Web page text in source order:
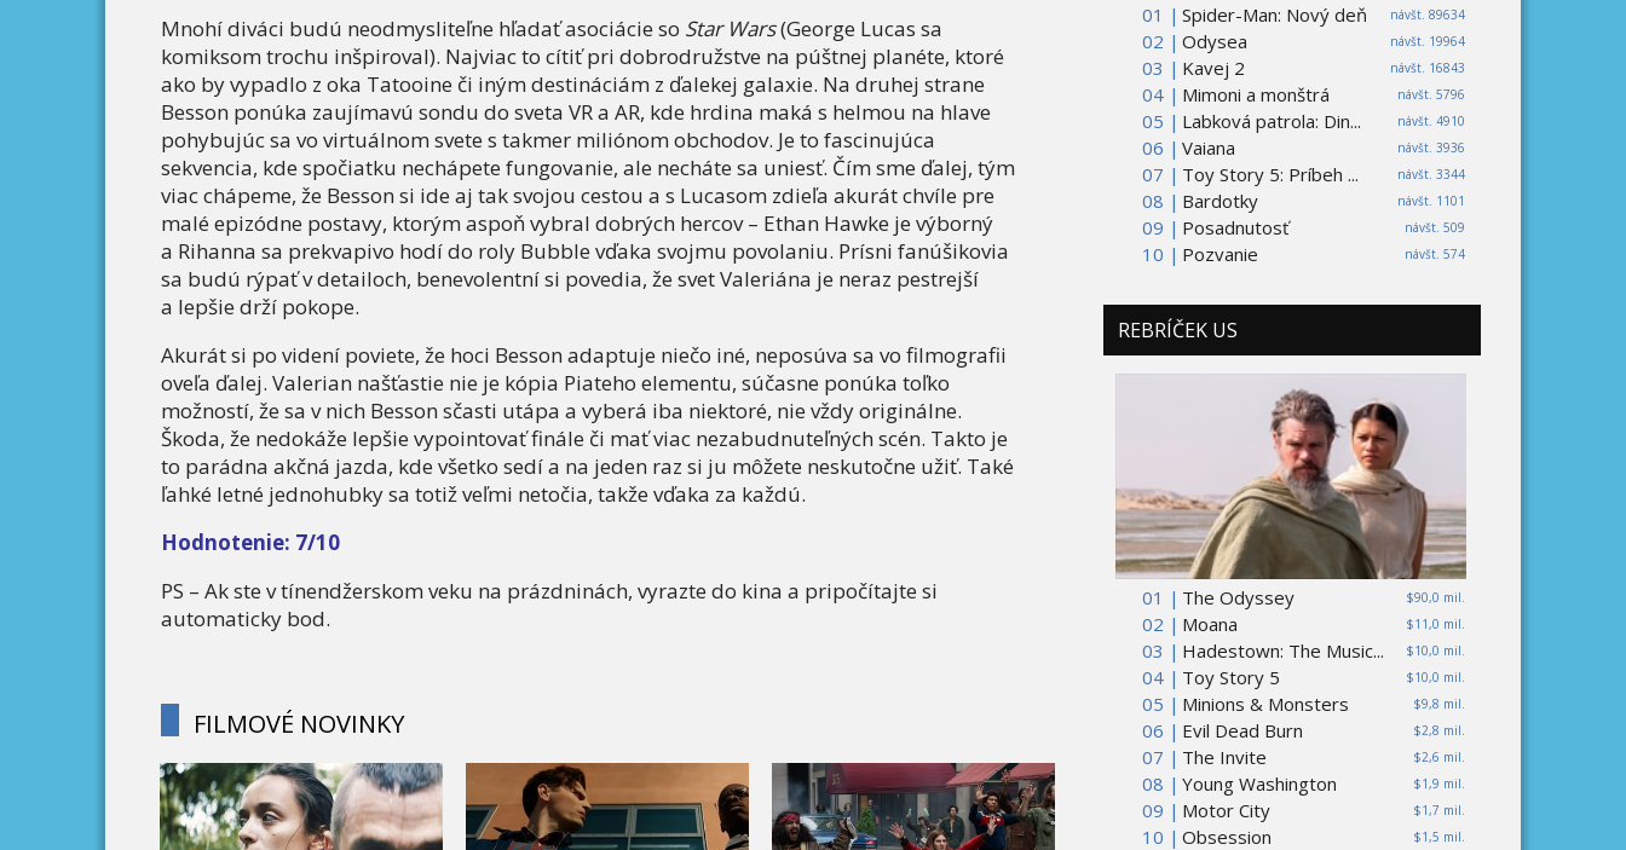
Mnohí diváci budú neodmysliteľne hľadať asociácie so Star Wars(George Lucas sa
komiksom trochu inšpiroval). Najviac to cítiť pri dobrodružstve na púštnej planéte, ktoré
ako by vypadlo z oka Tatooine či iným destináciám z ďalekej galaxie. Na druhej strane
Besson ponúka zaujímavú sondu do sveta VR a AR, kde hrdina maká s helmou na hlave
pohybujúc sa vo virtuálnom svete s takmer miliónom obchodov. Je to fascinujúca
sekvencia, kde spočiatku nechápete fungovanie, ale necháte sa uniesť. Čím sme ďalej, tým
viac chápeme, že Besson si ide aj tak svojou cestou a s Lucasom zdieľa akurát chvíle pre
malé epizódne postavy, ktorým aspoň vybral dobrých hercov – Ethan Hawke je výborný
a Rihanna sa prekvapivo hodí do roly Bubble vďaka svojmu povolaniu. Prísni fanúšikovia
sa budú rýpať v detailoch, benevolentní si povedia, že svet Valeriána je neraz pestrejší
a lepšie drží pokope.
Akurát si po videní poviete, že hoci Besson adaptuje niečo iné, neposúva sa vo filmografii
oveľa ďalej. Valerian našťastie nie je kópia Piateho elementu, súčasne ponúka toľko
možností, že sa v nich Besson sčasti utápa a vyberá iba niektoré, nie vždy originálne.
Škoda, že nedokáže lepšie vypointovať finále či mať viac nezabudnuteľných scén. Takto je
to parádna akčná jazda, kde všetko sedí a na jeden raz si ju môžete neskutočne užiť. Také
ľahké letné jednohubky sa totiž veľmi netočia, takže vďaka za každú.
Hodnotenie: 7/10
PS – Ak ste v tínendžerskom veku na prázdninách, vyrazte do kina a pripočítajte si
automaticky bod.
FILMOVÉ NOVINKY
01 | návšt. 89634
Spider-Man: Nový deň
02 |
návšt. 19964
Odysea
03 |
návšt. 16843
Kavej 2
04 |
návšt. 5796
Mimoni a monštrá
05 |
návšt. 4910
Labková patrola: Din...
06 |
návšt. 3936
Vaiana
07 |
návšt. 3344
Toy Story 5: Príbeh ...
08 |
návšt. 1101
Bardotky
09 |
návšt. 509
Posadnutosť
10 |
návšt. 574
Pozvanie
REBRÍČEK US
01 | $90,0 mil.
The Odyssey
02 |
$11,0 mil.
Moana
03 |
$10,0 mil.
Hadestown: The Music...
04 |
$10,0 mil.
Toy Story 5
05 |
$9,8 mil.
Minions & Monsters
06 |
$2,8 mil.
Evil Dead Burn
07 |
$2,6 mil.
The Invite
08 |
$1,9 mil.
Young Washington
09 |
$1,7 mil.
Motor City
10 |
$1,5 mil.
Obsession